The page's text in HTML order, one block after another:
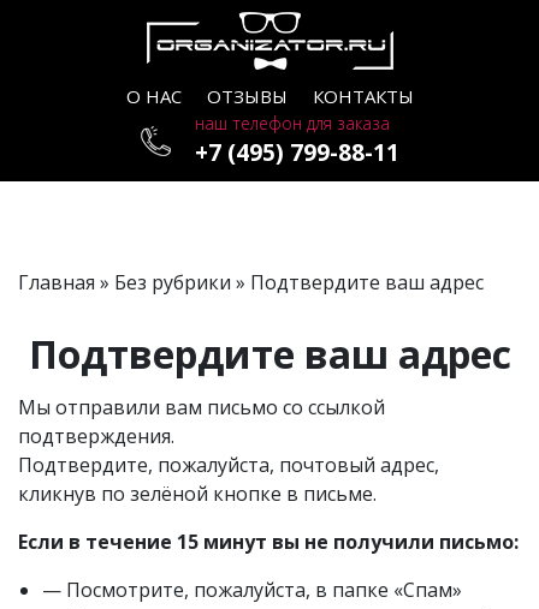
О НАС ОТЗЫВЫ КОНТАКТЫ
наш телефон для заказа
+7 (495) 799-88-11
Главная » Без рубрики » Подтвердите ваш адрес
Подтвердите ваш адрес
Мы отправили вам письмо со ссылкой
подтверждения.
Подтвердите, пожалуйста, почтовый адрес,
кликнув по зелёной кнопке в письме.
Если в течение 15 минут вы не получили письмо:
— Посмотрите, пожалуйста, в папке «Спам»